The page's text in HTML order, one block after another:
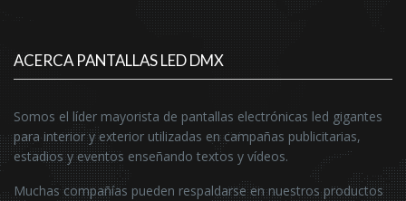
ACERCA PANTALLAS LED DMX
Somos el líder mayorista de pantallas electrónicas led gigantes
para interior y exterior utilizadas en campañas publicitarias,
estadios y eventos enseñando textos y vídeos.
Muchas compañías pueden respaldarse en nuestros productos